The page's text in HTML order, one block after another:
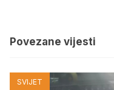
Povezane vijesti
SVIJET